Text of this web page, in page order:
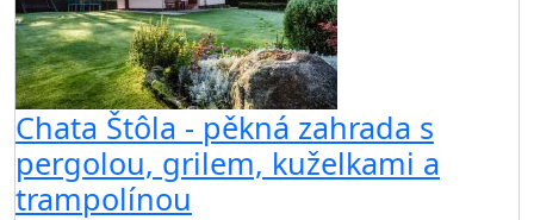
Chata Štôla - pěkná zahrada s
pergolou, grilem, kuželkami a
trampolínou